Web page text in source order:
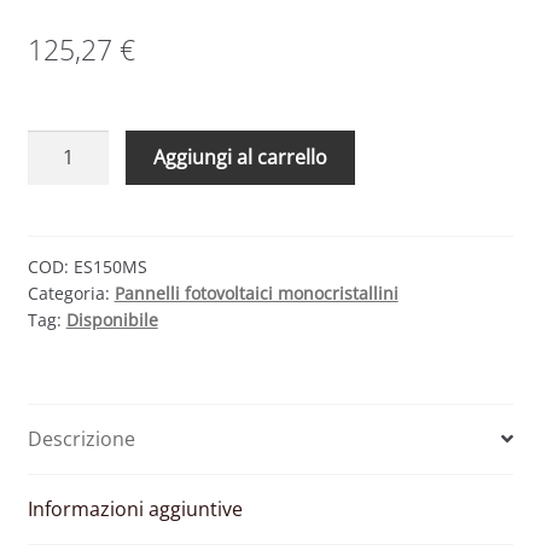
125,27 €
MODULO
FOTOVOLTAICO
12
V
150
Aggiungi al carrello
COD: ES150MS
Categoria: Pannelli fotovoltaici monocristallini
Tag: Disponibile
Descrizione
Informazioni aggiuntive